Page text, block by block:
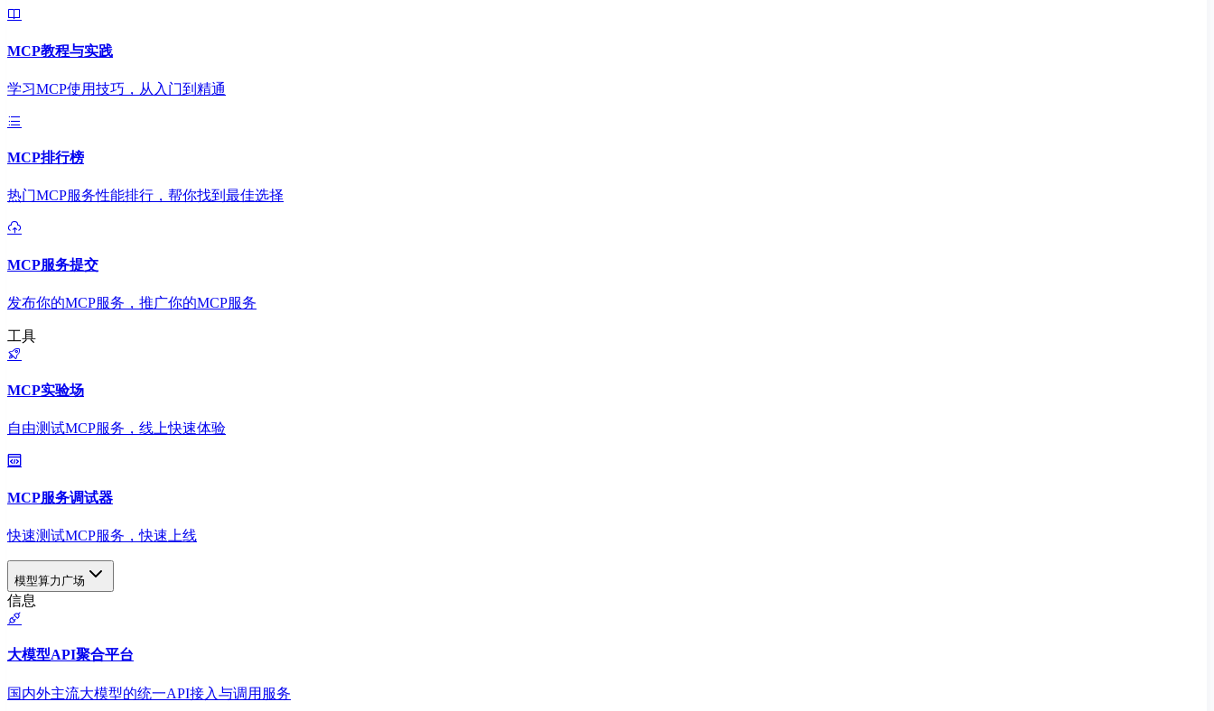
MCP教程与实践
学习MCP使用技巧，从入门到精通
MCP排行榜
热门MCP服务性能排行，帮你找到最佳选择
MCP服务提交
发布你的MCP服务，推广你的MCP服务
工具
MCP实验场
自由测试MCP服务，线上快速体验
MCP服务调试器
快速测试MCP服务，快速上线
模型算力广场
信息
大模型API聚合平台
国内外主流大模型的统一API接入与调用服务